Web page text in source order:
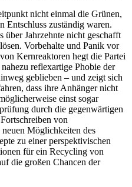
nicht einmal die Grünen,
Entschluss zuständig waren.
über Jahrzehnte nicht geschafft
Vorbehalte und Panik vor
Kernreaktoren hegt die Partei
reflexartige Phobie der
geblieben – und zeigt sich
dass ihre Anhänger nicht
einst sogar
durch die gegenwärtigen
von
Möglichkeiten des
zu einer perspektivischen
für ein Recycling von
die großen Chancen der